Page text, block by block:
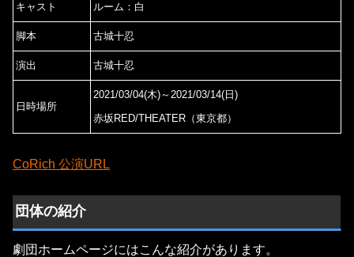
キャスト ルーム：白
脚本 古城十忍
演出 古城十忍
日時場所
2021/03/04(木)～2021/03/14(日)
赤坂RED/THEATER（東京都）
CoRich 公演URL
団体の紹介
劇団ホームページにはこんな紹介があります。